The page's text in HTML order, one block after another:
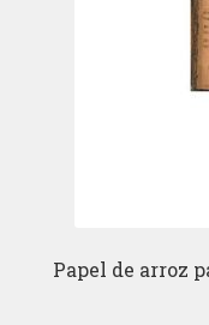
Papel de arroz